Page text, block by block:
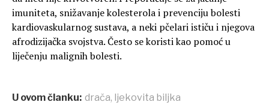
imuniteta, snižavanje kolesterola i prevenciju bolesti
kardiovaskularnog sustava, a neki pčelari ističu i njegova
afrodizijačka svojstva. Često se koristi kao pomoć u
liječenju malignih bolesti.
U ovom članku: drača, ljekovita biljka